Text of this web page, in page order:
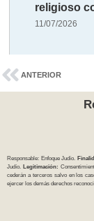
religioso
11/07/2026
ANTERIOR
Responsable: Enfoque Judío.
Judío. Legitimación:
cederán a terceros salvo en los
ejercer los demás derechos